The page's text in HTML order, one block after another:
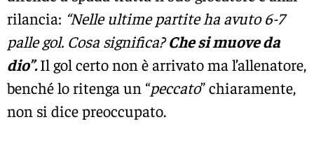
rilancia: “Nelle ultime partite ha avuto 6-7
palle gol. Cosa significa?Che si muove da
dio”.Il gol certo non è arrivato ma l’allenatore,
benché lo ritenga un “peccato” chiaramente,
non si dice preoccupato.